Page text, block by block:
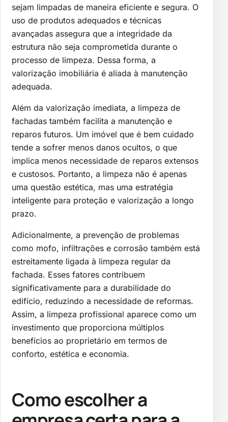
sejam limpadas de maneira eficiente e segura. O
uso de produtos adequados e técnicas
avançadas assegura que a integridade da
estrutura não seja comprometida durante o
processo de limpeza. Dessa forma, a
valorização imobiliária é aliada à manutenção
adequada.
Além da valorização imediata, a limpeza de
fachadas também facilita a manutenção e
reparos futuros. Um imóvel que é bem cuidado
tende a sofrer menos danos ocultos, o que
implica menos necessidade de reparos extensos
e custosos. Portanto, a limpeza não é apenas
uma questão estética, mas uma estratégia
inteligente para proteção e valorização a longo
prazo.
Adicionalmente, a prevenção de problemas
como mofo, infiltrações e corrosão também está
estreitamente ligada à limpeza regular da
fachada. Esses fatores contribuem
significativamente para a durabilidade do
edifício, reduzindo a necessidade de reformas.
Assim, a limpeza profissional aparece como um
investimento que proporciona múltiplos
benefícios ao proprietário em termos de
conforto, estética e economia.
Como escolher a